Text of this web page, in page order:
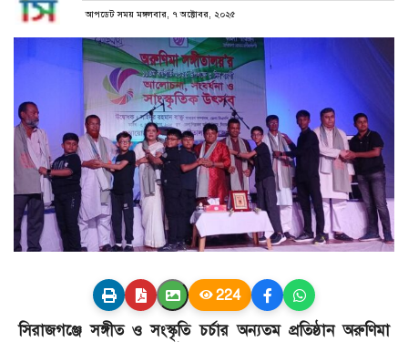
আপডেট সময় মঙ্গলবার, ৭ অক্টোবর, ২০২৫
224
সিরাজগঞ্জে সঙ্গীত ও সংস্কৃতি চর্চার অন্যতম প্রতিষ্ঠান অরুণিমা